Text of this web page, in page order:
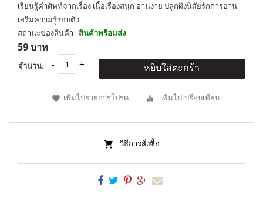
เรียนรู้คำศัพท์จากเรื่อง เนื้อเรื่องสนุก อ่านง่าย ปลูกฝังนิสัยรักการอ่าน
เสริมความรู้รอบตัว
สถานะของสินค้า : สินค้าพร้อมส่ง
59 บาท
จำนวน: หยิบใส่ตะกร้า
เพิ่มไปรายการโปรด เพิ่มไปเปรียบเทียบ
วิธีการสั่งซื้อ